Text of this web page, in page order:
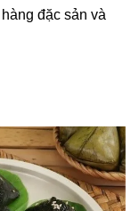
đặc sản và